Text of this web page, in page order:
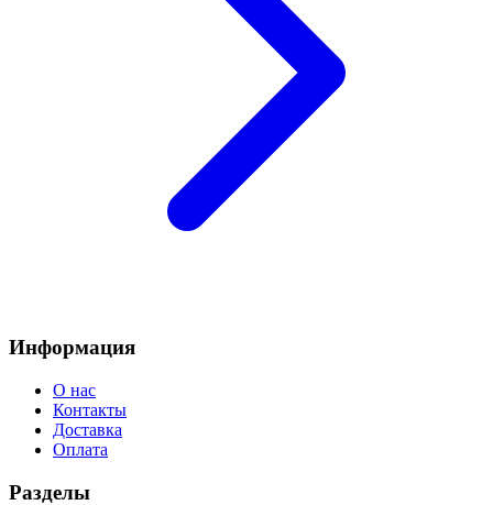
Информация
О нас
Контакты
Доставка
Оплата
Разделы